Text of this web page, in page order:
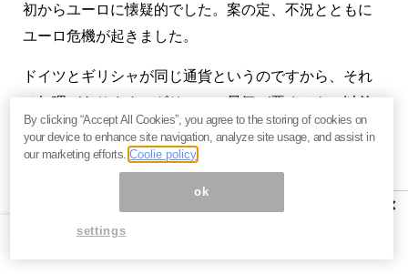
初からユーロに懐疑的でした。案の定、不況とともに
ユーロ危機が起きました。
ドイツとギリシャが同じ通貨というのですから、それ
は無理があります。ギリシャの景気が悪くても、以前
のように為替レートを切り下げたり利下げすることが
できません。
かくしてユーロは下落し、ユーロ崩壊か ×
By clicking “Accept All Cookies”, you agree to the storing of cookies on
your device to enhance site navigation, analyze site usage, and assist in
our marketing efforts.Coolie policy
ok
settings